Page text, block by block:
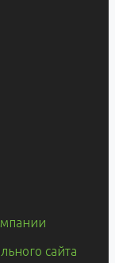
сайта